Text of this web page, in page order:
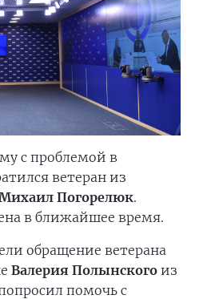
с проблемой в
ветеран из
Погорелюк.
в ближайшее время.
обращение ветерана
Валерия Полынского из
помочь с